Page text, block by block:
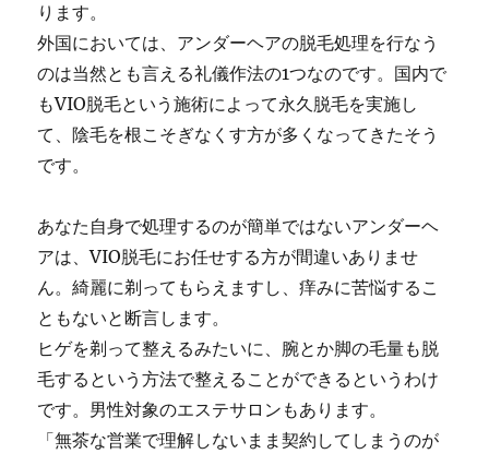
ります。
外国においては、アンダーヘアの脱毛処理を行なう
のは当然とも言える礼儀作法の1つなのです。国内で
もVIO脱毛という施術によって永久脱毛を実施し
て、陰毛を根こそぎなくす方が多くなってきたそう
です。
あなた自身で処理するのが簡単ではないアンダーヘ
アは、VIO脱毛にお任せする方が間違いありませ
ん。綺麗に剃ってもらえますし、痒みに苦悩するこ
ともないと断言します。
ヒゲを剃って整えるみたいに、腕とか脚の毛量も脱
毛するという方法で整えることができるというわけ
です。男性対象のエステサロンもあります。
「無茶な営業で理解しないまま契約してしまうのが